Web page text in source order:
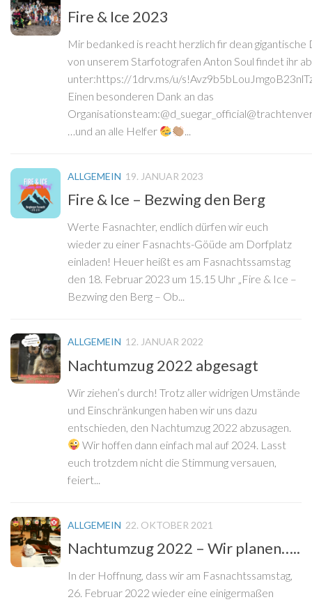
Fire & Ice 2023
Mir bedanked is reacht herzlich fir dean gigantische
von unserem Starfotografen Anton Soul findet ihr
unter:https://1drv.ms/u/
Einen besonderen Dank an das
…und an alle Helfer
...
ALLGEMEIN 19. JANUAR 2023
Fire & Ice – Bezwing den Berg
Werte Fasnachter, endlich dürfen wir euch
wieder zu einer Fasnachts-Göüde am Dorfplatz
einladen! Heuer heißt es am Fasnachtssamstag
den 18. Februar 2023 um 15.15 Uhr „Fire & Ice –
Bezwing den Berg – Ob...
ALLGEMEIN 12. JANUAR 2022
Nachtumzug 2022 abgesagt
Wir ziehen’s durch! Trotz aller widrigen Umstände
und Einschränkungen haben wir uns dazu
entschieden, den Nachtumzug 2022 abzusagen.
Wir hoffen dann einfach mal auf 2024. Lasst
euch trotzdem nicht die Stimmung versauen,
feiert...
ALLGEMEIN 22. OKTOBER 2021
Nachtumzug 2022 – Wir planen…..
In der Hoffnung, dass wir am Fasnachtssamstag,
26. Februar 2022 wieder eine einigermaßen